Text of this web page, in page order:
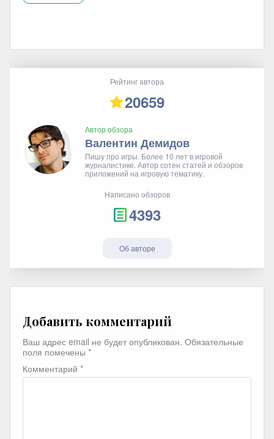
Рейтинг автора
20659
Автор обзора
Валентин Демидов
Пишу про игры. Более 10 лет в игровой
журналистике. Автор сотен статей и обзоров
приложений на игровую тематику.
Написано обзоров
4393
Об авторе
Добавить комментарий
Ваш адрес email не будет опубликован. Обязательные
поля помечены *
Комментарий *